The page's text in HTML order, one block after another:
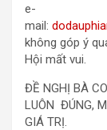
e-
mail:
không góp ý
Hội mất vui.
ĐỀ NGHỊ BÀ
LUÔN ĐÚNG,
GIÁ TRỊ.